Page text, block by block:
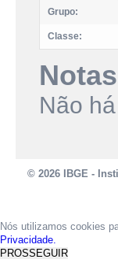
Grupo:
Classe:
Não
© 2026 IBGE -
Nós utilizamos cookies
Privacidade.
PROSSEGUIR